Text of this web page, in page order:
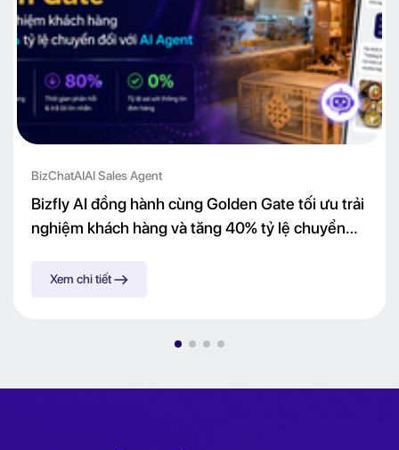
BizChatAIAI Sales Agent
Bizfly AI đồng hành cùng Golden Gate tối ưu trải
nghiệm khách hàng và tăng 40% tỷ lệ chuyển
Xem chi tiết